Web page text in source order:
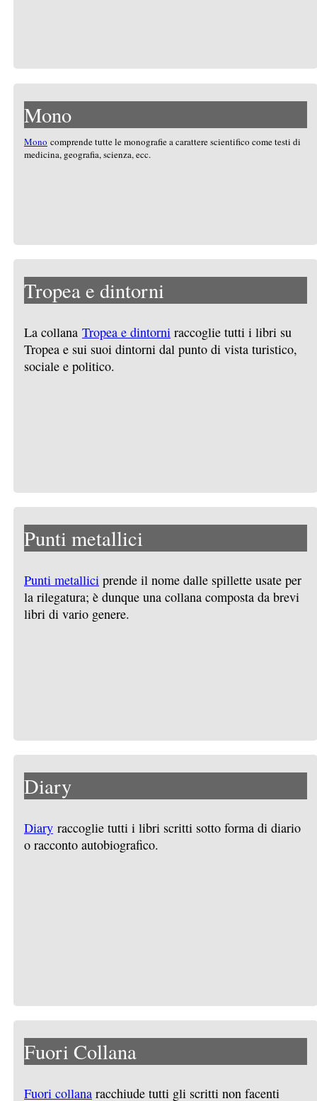
Mono
Mono comprende tutte le monografie a carattere scientifico come testi di
medicina, geografia, scienza, ecc.
Tropea e dintorni
La collana Tropea e dintorni raccoglie tutti i libri su
Tropea e sui suoi dintorni dal punto di vista turistico,
sociale e politico.
Punti metallici
Punti metalliciprende il nome dalle spillette usate per
la rilegatura; è dunque una collana composta da brevi
libri di vario genere.
Diary
Diaryraccoglie tutti i libri scritti sotto forma di diario
o racconto autobiografico.
Fuori Collana
Fuori collanaracchiude tutti gli scritti non facenti